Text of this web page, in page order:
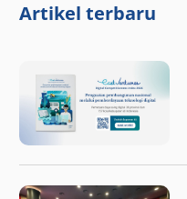
Artikel terbaru